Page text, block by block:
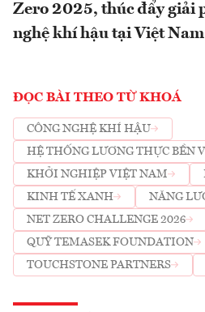
Zero 2025, thúc đẩy giải
nghệ khí hậu tại Việt Nam
ĐỌC BÀI THEO TỪ KHOÁ
CÔNG NGHỆ KHÍ HẬU
HỆ THỐNG LƯƠNG THỰC BỀN
KHỞI NGHIỆP VIỆT NAM
KINH TẾ XANH
NĂNG
NET ZERO CHALLENGE 2026
QUỸ TEMASEK FOUNDATION
TOUCHSTONE PARTNERS